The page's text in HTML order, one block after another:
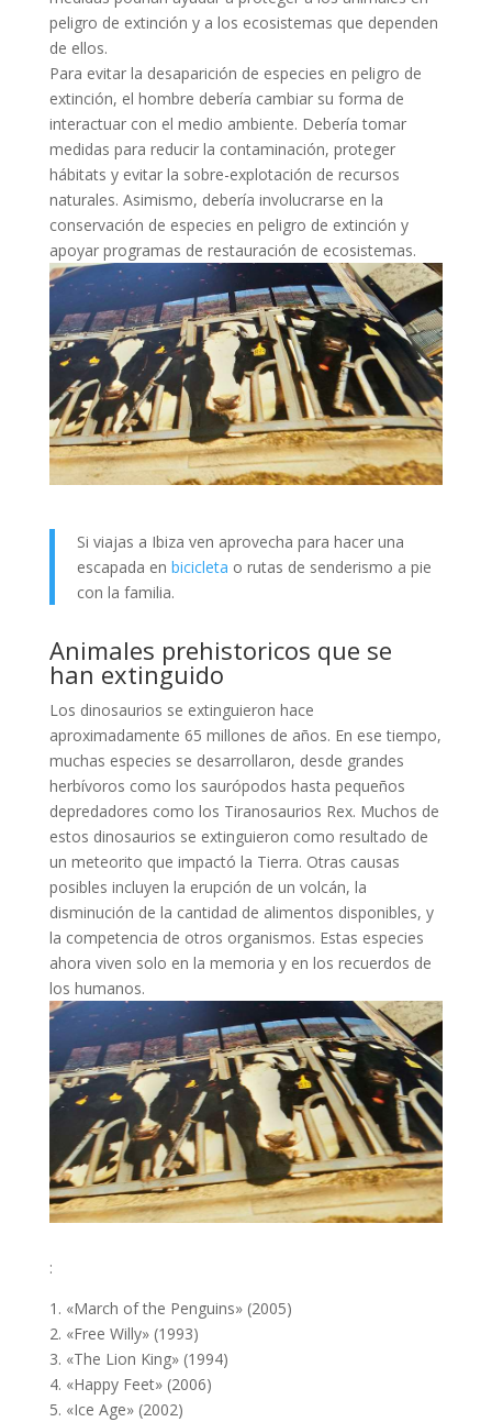
peligro de extinción y a los ecosistemas que dependen
de ellos.
Para evitar la desaparición de especies en peligro de
extinción, el hombre debería cambiar su forma de
interactuar con el medio ambiente. Debería tomar
medidas para reducir la contaminación, proteger
hábitats y evitar la sobre-explotación de recursos
naturales. Asimismo, debería involucrarse en la
conservación de especies en peligro de extinción y
apoyar programas de restauración de ecosistemas.
Si viajas a Ibiza ven aprovecha para hacer una
escapada en bicicleta o rutas de senderismo a pie
con la familia.
Animales prehistoricos que se
han extinguido
Los dinosaurios se extinguieron hace
aproximadamente 65 millones de años. En ese tiempo,
muchas especies se desarrollaron, desde grandes
herbívoros como los saurópodos hasta pequeños
depredadores como los Tiranosaurios Rex. Muchos de
estos dinosaurios se extinguieron como resultado de
un meteorito que impactó la Tierra. Otras causas
posibles incluyen la erupción de un volcán, la
disminución de la cantidad de alimentos disponibles, y
la competencia de otros organismos. Estas especies
ahora viven solo en la memoria y en los recuerdos de
los humanos.
:
1. «March of the Penguins» (2005)
2. «Free Willy» (1993)
3. «The Lion King» (1994)
4. «Happy Feet» (2006)
5. «Ice Age» (2002)